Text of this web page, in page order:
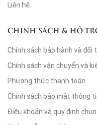
Liên hệ
CHÍNH SÁCH & HỖ
Chính sách bảo hành và đổi
Chính sách vận chuyển và
Phương thức thanh toán
Chính sách bảo mật thông
Điều khoản và quy định